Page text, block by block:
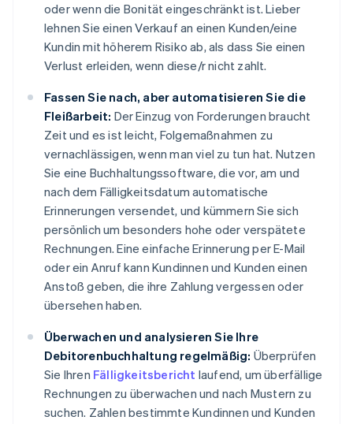
oder wenn die Bonität eingeschränkt ist. Lieber
lehnen Sie einen Verkauf an einen Kunden/eine
Kundin mit höherem Risiko ab, als dass Sie einen
Verlust erleiden, wenn diese/r nicht zahlt.
Fassen Sie nach, aber automatisieren Sie die
Fleißarbeit: Der Einzug von Forderungen braucht
Zeit und es ist leicht, Folgemaßnahmen zu
vernachlässigen, wenn man viel zu tun hat. Nutzen
Sie eine Buchhaltungssoftware, die vor, am und
nach dem Fälligkeitsdatum automatische
Erinnerungen versendet, und kümmern Sie sich
persönlich um besonders hohe oder verspätete
Rechnungen. Eine einfache Erinnerung per E-Mail
oder ein Anruf kann Kundinnen und Kunden einen
Anstoß geben, die ihre Zahlung vergessen oder
übersehen haben.
Überwachen und analysieren Sie Ihre
Debitorenbuchhaltung regelmäßig: Überprüfen
Sie Ihren Fälligkeitsbericht laufend, um überfällige
Rechnungen zu überwachen und nach Mustern zu
suchen. Zahlen bestimmte Kundinnen und Kunden